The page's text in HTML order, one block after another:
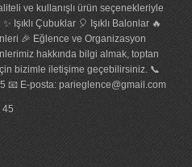
ve kullanışlı ürün seçenekleriyle
Işıklı Çubuklar 🎈 Işıklı Balonlar 🔥
🎉 Eğlence ve Organizasyon
hakkında bilgi almak, toptan
bizimle iletişime geçebilirsiniz. 📞
📧 E-posta: parieglence@gmail.com
45